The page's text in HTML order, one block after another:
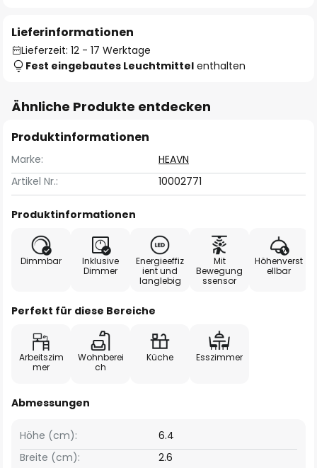
Lieferinformationen
Lieferzeit: 12 - 17 Werktage
Fest eingebautes Leuchtmittel enthalten
Ähnliche Produkte entdecken
Produktinformationen
Marke:
HEAVN
Artikel Nr.:
10002771
Produktinformationen
Dimmbar
Inklusive
Dimmer
Energieeffiz
ient und
langlebig
Mit
Bewegung
ssensor
Höhenverst
ellbar
Perfekt für diese Bereiche
Arbeitszim
mer
Wohnberei
ch
Küche Esszimmer
Abmessungen
Breite (cm): 2.6
Höhe (cm): 6.4